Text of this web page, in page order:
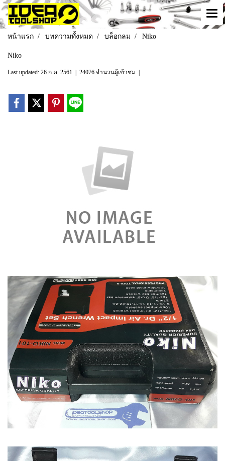
หน้าแรก บทความทั้งหมด บล็อกลม Niko
Niko
Last updated: 26 ก.ค. 2561 24076 จำนวนผู้เข้าชม